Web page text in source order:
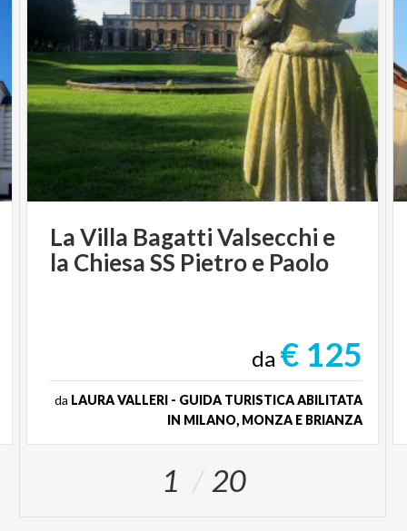
LaVilla BagattiValsecchi e
la ChiesaSS Pietroe Paolo
da € 125
da LAURA VALLERI - GUIDA TURISTICA ABILITATA
IN MILANO, MONZA E BRIANZA
1 20